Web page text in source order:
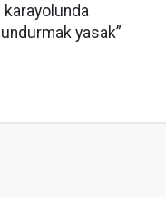
karayolunda
yasak”